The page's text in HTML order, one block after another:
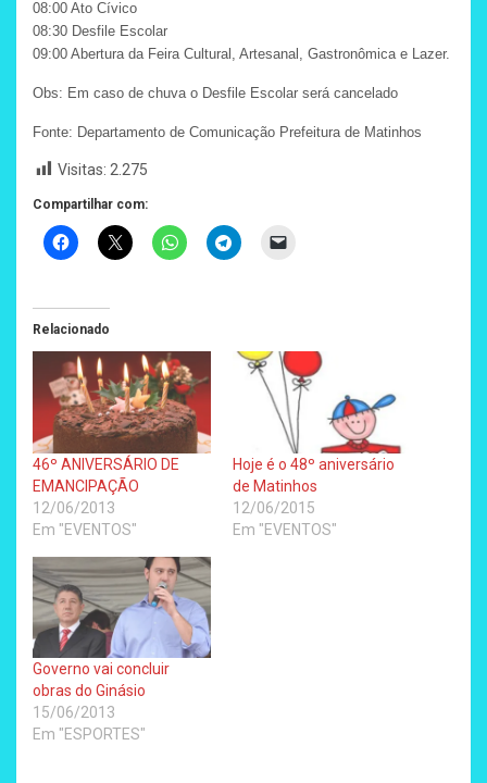
08:00 Ato Cívico
08:30 Desfile Escolar
09:00 Abertura da Feira Cultural, Artesanal, Gastronômica e Lazer.
Obs: Em caso de chuva o Desfile Escolar será cancelado
Fonte: Departamento de Comunicação Prefeitura de Matinhos
Visitas: 2.275
Compartilhar com:
Relacionado
46º ANIVERSÁRIO DE
EMANCIPAÇÃO
12/06/2013
Em "EVENTOS"
Hoje é o 48º aniversário
de Matinhos
12/06/2015
Em "EVENTOS"
Governo vai concluir
obras do Ginásio
15/06/2013
Em "ESPORTES"